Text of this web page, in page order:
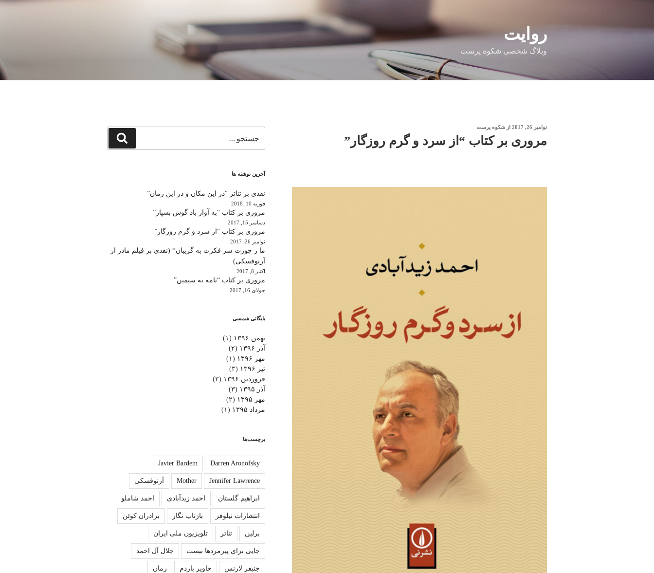
محتوا
روایت
وبلاگ شخصی شکوه پرست
نوشته‌شده
نوامبر 26, 2017 از شکوه پرست
مروری بر کتاب “از سرد و گرم روزگار”
برای
جستجو
آخرین نوشته ها
نقدی بر تئاتر “در این مکان و در این زمان”
فوریه 10, 2018
مروری بر کتاب “به آواز باد گوش بسپار”
دسامبر 15, 2017
مروری بر کتاب “از سرد و گرم روزگار”
نوامبر 26, 2017
ما ز جورت سر فکرت به گریبان* (نقدی بر فیلم مادر از
آرنوفسکی)
اکتبر 8, 2017
مروری بر کتاب “نامه به سیمین”
جولای 16, 2017
بایگانی شمسی
بهمن ۱۳۹۶
(۱)
آذر ۱۳۹۶
(۲)
مهر ۱۳۹۶
(۱)
تیر ۱۳۹۶
(۳)
فروردین ۱۳۹۶
(۳)
آذر ۱۳۹۵
(۳)
مهر ۱۳۹۵
(۲)
مرداد ۱۳۹۵
(۱)
برچسب‌ها
Darren Aronofsky
Javier Bardem
Jennifer Lawrence
Mother آرنوفسکی
ابراهیم گلستان احمد زیدآبادی احمد شاملو
انتشارات نیلوفر بازتاب نگار برادران کوئن
برلین تئاتر تلویزیون ملی ایران
جایی برای پیرمردها نیست جلال آل احمد
جنبفر لارنس خاویر باردم رمان